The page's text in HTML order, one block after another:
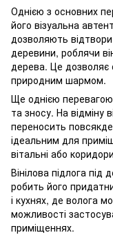
Однією з основних
його візуальна
дозволяють
деревини, роблячи
дерева. Це дозволяє
природним шармом.
Ще однією перевагою
та зносу. На відміну
переносить
ідеальним для
вітальні або
Вінілова підлога
робить його
і кухнях, де волога
можливості
приміщеннях.